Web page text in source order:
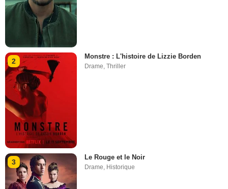
2
Monstre : L'histoire de Lizzie Borden
Drame ,Thriller
3
Le Rouge et le Noir
Drame, Historique